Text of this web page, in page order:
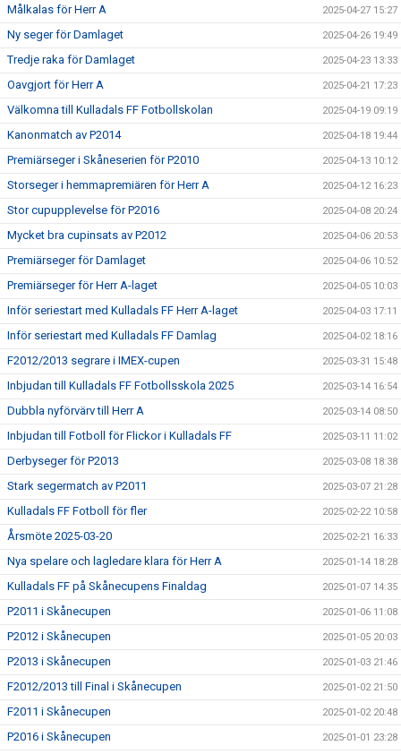
Målkalas för Herr A 2025-04-27 15:27
Ny seger för Damlaget 2025-04-26 19:49
Tredje raka för Damlaget 2025-04-23 13:33
Oavgjort för Herr A 2025-04-21 17:23
Välkomna till Kulladals FF Fotbollskolan 2025-04-19 09:19
Kanonmatch av P2014 2025-04-18 19:44
Premiärseger i Skåneserien för P2010 2025-04-13 10:12
Storseger i hemmapremiären för Herr A 2025-04-12 16:23
Stor cupupplevelse för P2016 2025-04-08 20:24
Mycket bra cupinsats av P2012 2025-04-06 20:53
Premiärseger för Damlaget 2025-04-06 10:52
Premiärseger för Herr A-laget 2025-04-05 10:03
Inför seriestart med Kulladals FF Herr A-laget 2025-04-03 17:11
Inför seriestart med Kulladals FF Damlag 2025-04-02 18:16
F2012/2013 segrare i IMEX-cupen 2025-03-31 15:48
Inbjudan till Kulladals FF Fotbollsskola 2025 2025-03-14 16:54
Dubbla nyförvärv till Herr A 2025-03-14 08:50
Inbjudan till Fotboll för Flickor i Kulladals FF 2025-03-11 11:02
Derbyseger för P2013 2025-03-08 18:38
Stark segermatch av P2011 2025-03-07 21:28
Kulladals FF Fotboll för fler 2025-02-22 10:58
Årsmöte 2025-03-20 2025-02-21 16:33
Nya spelare och lagledare klara för Herr A 2025-01-14 18:28
Kulladals FF på Skånecupens Finaldag 2025-01-07 14:35
P2011 i Skånecupen 2025-01-06 11:08
P2012 i Skånecupen 2025-01-05 20:03
P2013 i Skånecupen 2025-01-03 21:46
F2012/2013 till Final i Skånecupen 2025-01-02 21:50
F2011 i Skånecupen 2025-01-02 20:48
P2016 i Skånecupen 2025-01-01 23:28